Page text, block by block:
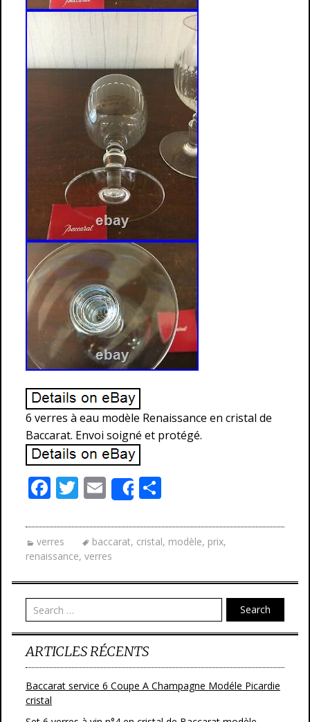
6 verres à eau modèle Renaissance en cristal de
Baccarat. Envoi soigné et protégé.
F
e
b
o
o
k
T
itt
er
E
m
ai
l
Share
ta
g
er
verres baccarat, cristal, modèle, prix,
renaissance, verres
Search
ARTICLES RÉCENTS
Baccarat service 6 Coupe A Champagne Modéle Picardie
cristal